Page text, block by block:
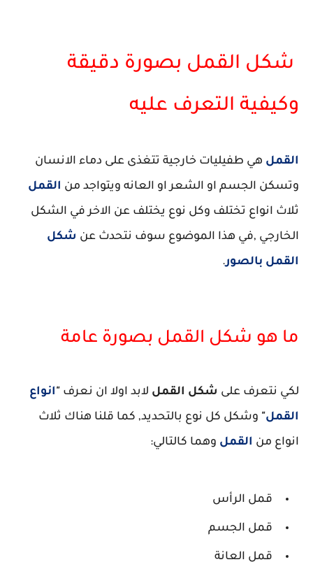
شكل القمل بصورة دقيقة
وكيفية التعرف عليه
القمل هي طفيليات خارجية تتغذى على دماء الانسان
وتسكن الجسم او الشعر او العانه ويتواجد من القمل
ثلاث انواع تختلف وكل نوع يختلف عن الاخر في الشكل
الخارجي ,في هذا الموضوع سوف نتحدث عن شكل
القمل بالصور.
ما هو شكل القمل بصورة عامة
لكي نتعرف على شكل القمل لابد اولا ان نعرف "انواع
القمل" وشكل كل نوع بالتحديد, كما قلنا هناك ثلاث
انواع من القمل وهما كالتالي:
قمل الرأس
قمل الجسم
قمل العانة